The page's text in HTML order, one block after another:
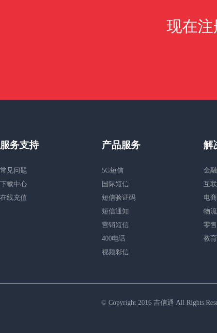
现在
服务支持
常见问题
下载中心
在线充值
产品服务
5G短信
国际短信
短信验证码
短信通知
营销短信
400电话
视频彩信
解
金
互
电
物
零
教
© Copyright 2016 吉信通 All Rights